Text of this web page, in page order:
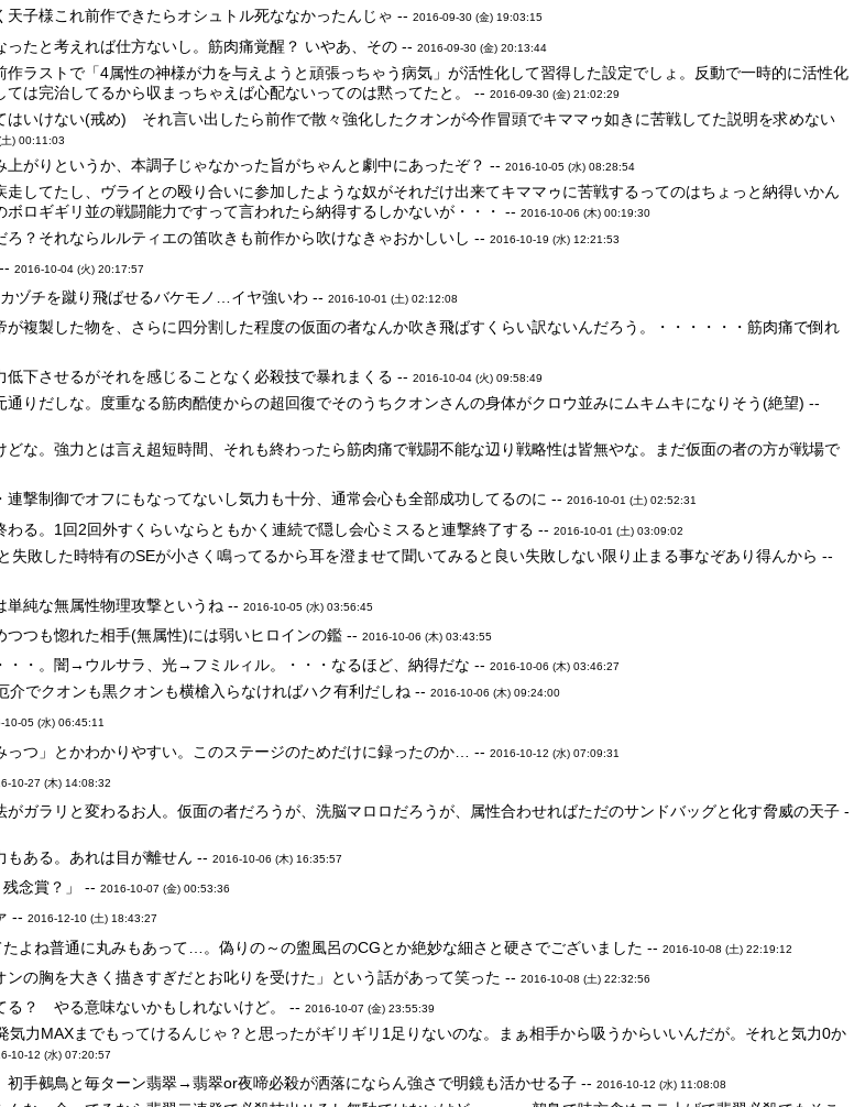
天子様これ前作できたらオシュトル死ななかったんじゃ --2016-09-30 (金) 19:03:15
ったと考えれば仕方ないし。筋肉痛覚醒？ いやあ、その --2016-09-30 (金) 20:13:44
ラストで「4属性の神様が力を与えようと頑張っちゃう病気」が活性化して習得した設定でしょ。反動で一時的に活性化
ては完治してるから収まっちゃえば心配ないってのは黙ってたと。 --2016-09-30 (金) 21:02:29
はいけない(戒め) それ言い出したら前作で散々強化したクオンが今作冒頭でキママゥ如きに苦戦してた説明を求めない
) 00:11:03
がりというか、本調子じゃなかった旨がちゃんと劇中にあったぞ？ --2016-10-05 (水) 08:28:54
してたし、ヴライとの殴り合いに参加したような奴がそれだけ出来てキママゥに苦戦するってのはちょっと納得いかん
ボロギギリ並の戦闘能力ですって言われたら納得するしかないが・・・ --2016-10-06 (木) 00:19:30
ろ？それならルルティエの笛吹きも前作から吹けなきゃおかしいし --2016-10-19 (水) 12:21:53
--2016-10-04 (火) 20:17:57
ヅチを蹴り飛ばせるバケモノ…イヤ強いわ --2016-10-01 (土) 02:12:08
複製した物を、さらに四分割した程度の仮面の者なんか吹き飛ばすくらい訳ないんだろう。・・・・・・筋肉痛で倒れ
低下させるがそれを感じることなく必殺技で暴れまくる --2016-10-04 (火) 09:58:49
りだしな。度重なる筋肉酷使からの超回復でそのうちクオンさんの身体がクロウ並みにムキムキになりそう(絶望) --
な。強力とは言え超短時間、それも終わったら筋肉痛で戦闘不能な辺り戦略性は皆無やな。まだ仮面の者の方が戦場で
撃制御でオフにもなってないし気力も十分、通常会心も全部成功してるのに --2016-10-01 (土) 02:52:31
わる。1回2回外すくらいならともかく連続で隠し会心ミスると連撃終了する --2016-10-01 (土) 03:09:02
失敗した時特有のSEが小さく鳴ってるから耳を澄ませて聞いてみると良い失敗しない限り止まる事なぞあり得んから --
純な無属性物理攻撃というね --2016-10-05 (水) 03:56:45
つつも惚れた相手(無属性)には弱いヒロインの鑑 --2016-10-06 (木) 03:43:55
・・。闇→ウルサラ、光→フミルィル。・・・なるほど、納得だな --2016-10-06 (木) 03:46:27
介でクオンも黒クオンも横槍入らなければハク有利だしね --2016-10-06 (木) 09:24:00
10-05 (水) 06:45:11
っつ」とかわかりやすい。このステージのためだけに録ったのか… --2016-10-12 (水) 07:09:31
10-27 (木) 14:08:32
ガラリと変わるお人。仮面の者だろうが、洗脳マロロだろうが、属性合わせればただのサンドバッグと化す脅威の天子 -
もある。あれは目が離せん --2016-10-06 (木) 16:35:57
残念賞？」 --2016-10-07 (金) 00:53:36
--2016-12-10 (土) 18:43:27
よね普通に丸みもあって…。偽りの～の盥風呂のCGとか絶妙な細さと硬さでございました --2016-10-08 (土) 22:19:12
ンの胸を大きく描きすぎだとお叱りを受けた」という話があって笑った --2016-10-08 (土) 22:32:56
る？ やる意味ないかもしれないけど。 --2016-10-07 (金) 23:55:39
力MAXまでもってけるんじゃ？と思ったがギリギリ1足りないのな。まぁ相手から吸うからいいんだが。それと気力0か
10-12 (水) 07:20:57
初手鵺鳥と毎ターン翡翠→翡翠or夜啼必殺が洒落にならん強さで明鏡も活かせる子 --2016-10-12 (水) 11:08:08